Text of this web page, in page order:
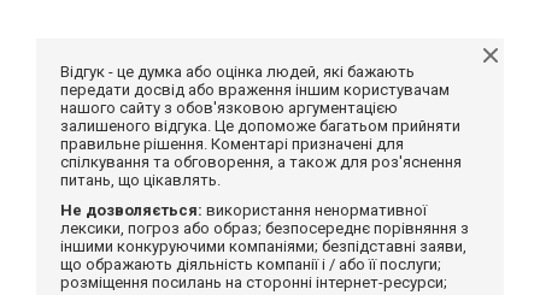
Відгук - це думка або оцінка людей, які бажають
передати досвід або враження іншим користувачам
нашого сайту з обов'язковою аргументацією
залишеного відгука. Це допоможе багатьом прийняти
правильне рішення. Коментарі призначені для
спілкування та обговорення, а також для роз'яснення
питань, що цікавлять.
Не дозволяється: використання ненормативної
лексики, погроз або образ; безпосереднє порівняння з
іншими конкуруючими компаніями; безпідставні заяви,
що ображають діяльність компанії і / або її послуги;
розміщення посилань на сторонні інтернет-ресурси;